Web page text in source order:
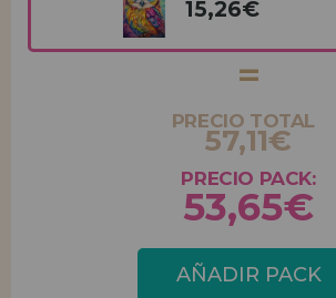
15,26€
PRECIO TOTAL
57,11€
PRECIO PACK:
53,65€
AÑADIR PACK